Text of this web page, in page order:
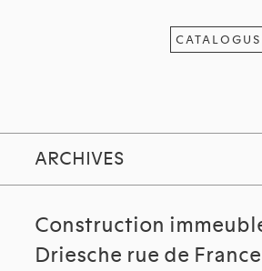
CATALOGUS
ARCHIVES
Construction
Driesche rue de